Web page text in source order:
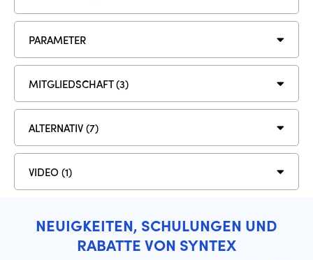
PARAMETER
MITGLIEDSCHAFT (3)
ALTERNATIV (7)
VIDEO (1)
NEUIGKEITEN, SCHULUNGEN UND
RABATTE VON SYNTEX